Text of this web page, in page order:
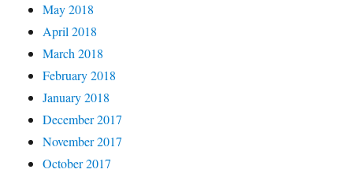
May 2018
April 2018
March 2018
February 2018
January 2018
December 2017
November 2017
October 2017